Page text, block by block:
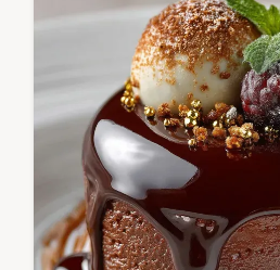
française meringue
aérienne et stable
plus beaux gâteaux